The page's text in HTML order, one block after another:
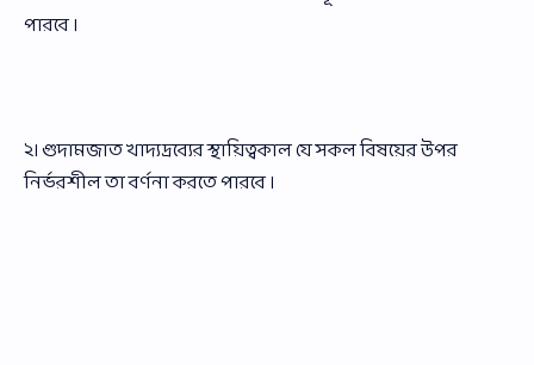
পারবে ।
২। গুদামজাত খাদ্যদ্রব্যের স্থায়িত্বকাল যে সকল বিষয়ের উপর
নির্ভরশীল তা বর্ণনা করতে পারবে ।